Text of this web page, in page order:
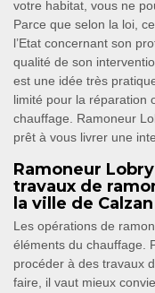
votre habitat, vous ne
Parce que selon la loi,
l’Etat concernant son
qualité de son
est une idée très
limité pour la réparation
chauffage. Ramoneur
prêt à vous livrer une
Ramoneur
travaux de
la ville de
Les opérations de
éléments du chauffage.
procéder à des travaux
faire, il vaut mieux